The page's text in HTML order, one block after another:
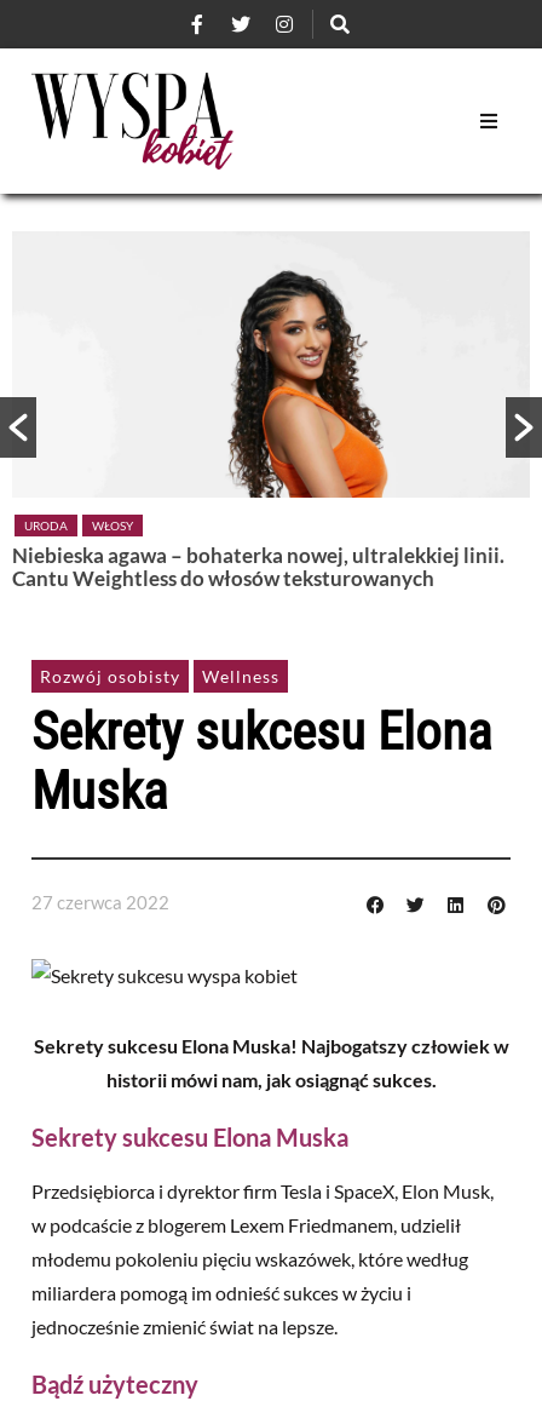
URODA WŁOSY
Niebieska agawa – bohaterka nowej, ultralekkiej linii.
Cantu Weightless do włosów teksturowanych
Rozwój osobisty Wellness
Sekrety sukcesu Elona
Muska
27 czerwca 2022
Sekrety sukcesu Elona Muska! Najbogatszy człowiek w
historii mówi nam, jak osiągnąć sukces.
Sekrety sukcesu Elona Muska
Przedsiębiorca i dyrektor firm Tesla i SpaceX, Elon Musk,
w podcaście z blogerem Lexem Friedmanem, udzielił
młodemu pokoleniu pięciu wskazówek, które według
miliardera pomogą im odnieść sukces w życiu i
jednocześnie zmienić świat na lepsze.
Bądź użyteczny